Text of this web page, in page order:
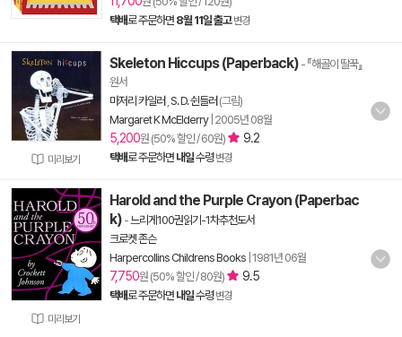
택배로 주문하면 8월 11일 출고 변경
미리보기
Skeleton Hiccups (Paperback) - 『해골이 딸꾹』
원서
마저리 카일러 S. D. 쉰들러 (그림)
Margaret K McElderry 2005년 08월
5,200원 (50% 할인 / 60원) 9.2
택배로 주문하면 내일수령 변경
미리보기
Harold and the Purple Crayon (Paperbac
k) -느리게100권읽기-1차추천도서
크로켓 존슨
Harpercollins Childrens Books 1981년 06월
7,750원 (50% 할인 / 80원) 9.5
택배로 주문하면 내일수령 변경